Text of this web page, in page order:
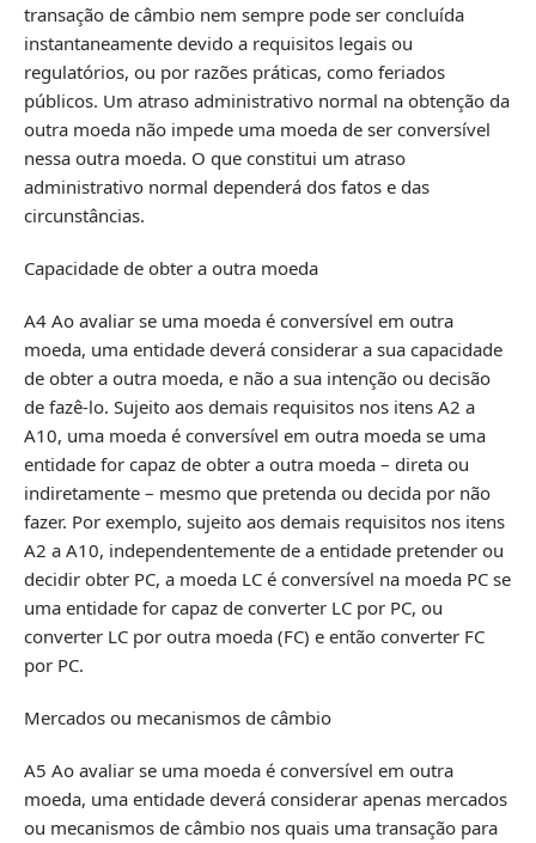
transação de câmbio nem sempre pode ser concluída
instantaneamente devido a requisitos legais ou
regulatórios, ou por razões práticas, como feriados
públicos. Um atraso administrativo normal na obtenção da
outra moeda não impede uma moeda de ser conversível
nessa outra moeda. O que constitui um atraso
administrativo normal dependerá dos fatos e das
circunstâncias.
Capacidade de obter a outra moeda
A4 Ao avaliar se uma moeda é conversível em outra
moeda, uma entidade deverá considerar a sua capacidade
de obter a outra moeda, e não a sua intenção ou decisão
de fazê-lo. Sujeito aos demais requisitos nos itens A2 a
A10, uma moeda é conversível em outra moeda se uma
entidade for capaz de obter a outra moeda – direta ou
indiretamente – mesmo que pretenda ou decida por não
fazer. Por exemplo, sujeito aos demais requisitos nos itens
A2 a A10, independentemente de a entidade pretender ou
decidir obter PC, a moeda LC é conversível na moeda PC se
uma entidade for capaz de converter LC por PC, ou
converter LC por outra moeda (FC) e então converter FC
por PC.
Mercados ou mecanismos de câmbio
A5 Ao avaliar se uma moeda é conversível em outra
moeda, uma entidade deverá considerar apenas mercados
ou mecanismos de câmbio nos quais uma transação para